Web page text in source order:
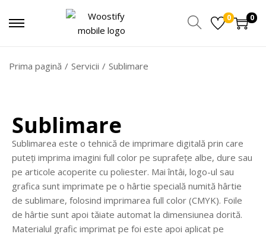
0 0
Prima pagină / Servicii / Sublimare
Sublimare
Sublimarea este o tehnică de imprimare digitală prin care
puteți imprima imagini full color pe suprafețe albe, dure sau
pe articole acoperite cu poliester. Mai întâi, logo-ul sau
grafica sunt imprimate pe o hârtie specială numită hârtie
de sublimare, folosind imprimarea full color (CMYK). Foile
de hârtie sunt apoi tăiate automat la dimensiunea dorită.
Materialul grafic imprimat pe foi este apoi aplicat pe